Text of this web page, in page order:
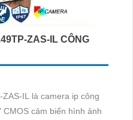
ZAS-IL CÔNG
IL là camera ip công
CMOS cảm biến hình ảnh